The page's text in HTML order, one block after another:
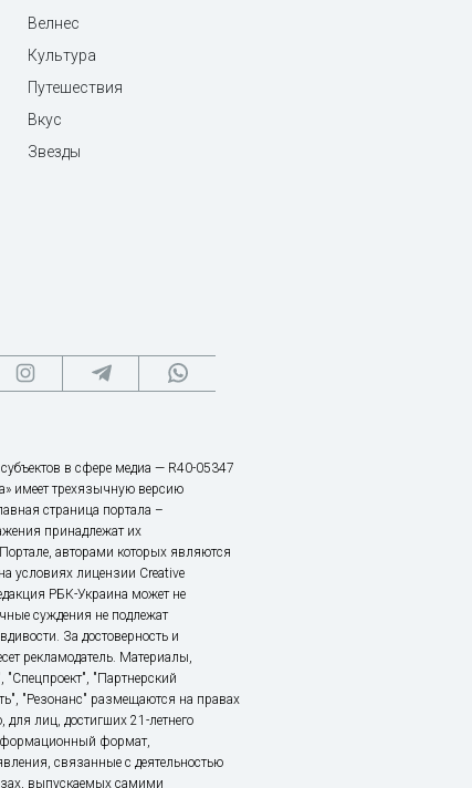
Велнес
Культура
Путешествия
Вкус
Звезды
в сфере медиа — R40-05347
имеет трехязычную версию
страница портала –
принадлежат их
авторами которых являются
условиях лицензии Creative
РБК-Украина может не
суждения не подлежат
За достоверность и
рекламодатель. Материалы,
"Партнерский
"Резонанс" размещаются на правах
лиц, достигших 21-летнего
формат,
связанные с деятельностью
выпускаемых самими